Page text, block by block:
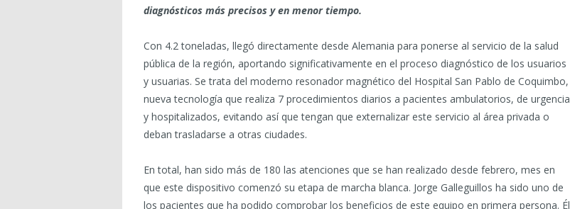
diagnósticos más precisos y en menor tiempo.
Con 4.2 toneladas, llegó directamente desde Alemania para ponerse al servicio de la salud
pública de la región, aportando significativamente en el proceso diagnóstico de los usuarios
y usuarias. Se trata del moderno resonador magnético del Hospital San Pablo de Coquimbo,
nueva tecnología que realiza 7 procedimientos diarios a pacientes ambulatorios, de urgencia
y hospitalizados, evitando así que tengan que externalizar este servicio al área privada o
deban trasladarse a otras ciudades.
En total, han sido más de 180 las atenciones que se han realizado desde febrero, mes en
que este dispositivo comenzó su etapa de marcha blanca. Jorge Galleguillos ha sido uno de
los pacientes que ha podido comprobar los beneficios de este equipo en primera persona. Él